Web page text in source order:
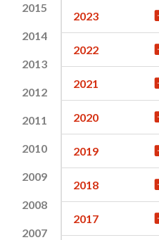
2015
2014
2013
2012
2011
2010
2009
2008
2007
2023
2022
2021
2020
2019
2018
2017